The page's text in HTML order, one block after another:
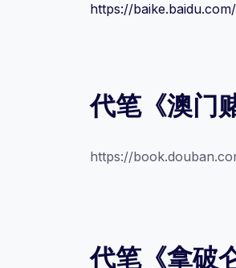
https://
代笔《澳门
https://
代笔《拿破